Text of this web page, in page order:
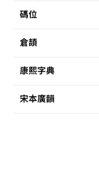
碼位
倉頡
康熙字典
宋本廣韻